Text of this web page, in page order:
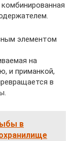
элементом
на
и приманкой,
в
в